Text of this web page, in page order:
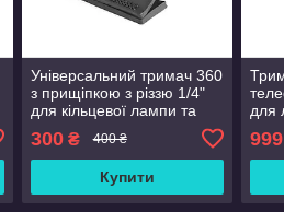
Універсальний тримач 360
з прищіпкою з різзю 1/4"
для кільцевої лампи та
300₴ 400 ₴
Купити
для
999